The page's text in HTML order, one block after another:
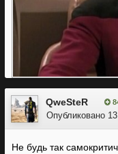
QweSteR
Опубликовано
Не будь так